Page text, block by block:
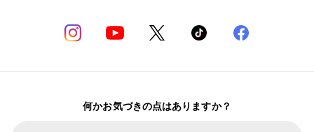
何かお気づきの点はありますか？